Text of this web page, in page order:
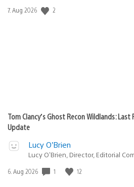
Veröffentlichungsdatum:
7. Aug 2026 2
Tom Clancy’s Ghost Recon Wildlands:
Update
Lucy O’Brien
Lucy O’Brien, Director, Editorial
Veröffentlichungsdatum:
6. Aug 2026 1 12